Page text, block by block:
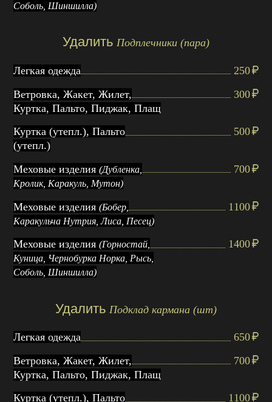
Соболь, Шиншилла)
Удалить Подплечники (пара)
Легкая одежда
250
Ветровка, Жакет, Жилет,
Куртка, Пальто, Пиджак, Плащ
300
Куртка (утепл.), Пальто
(утепл.)
500
Меховые изделия(Дубленка,
Кролик, Каракуль, Мутон)
700
Меховые изделия(Бобер,
Каракульча Нутрия, Лиса, Песец)
1100
Меховые изделия(Горностай,
Куница, Чернобурка Норка, Рысь,
Соболь, Шиншилла)
1400
Удалить Подклад кармана (шт)
Легкая одежда
650
Ветровка, Жакет, Жилет,
Куртка, Пальто, Пиджак, Плащ
700
Куртка (утепл.), Пальто 1100